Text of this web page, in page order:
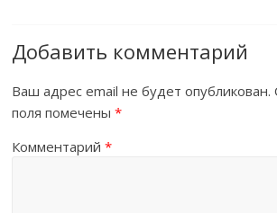
Добавить комментарий
Ваш адрес email не будет опубликован.
поля помечены*
Комментарий*